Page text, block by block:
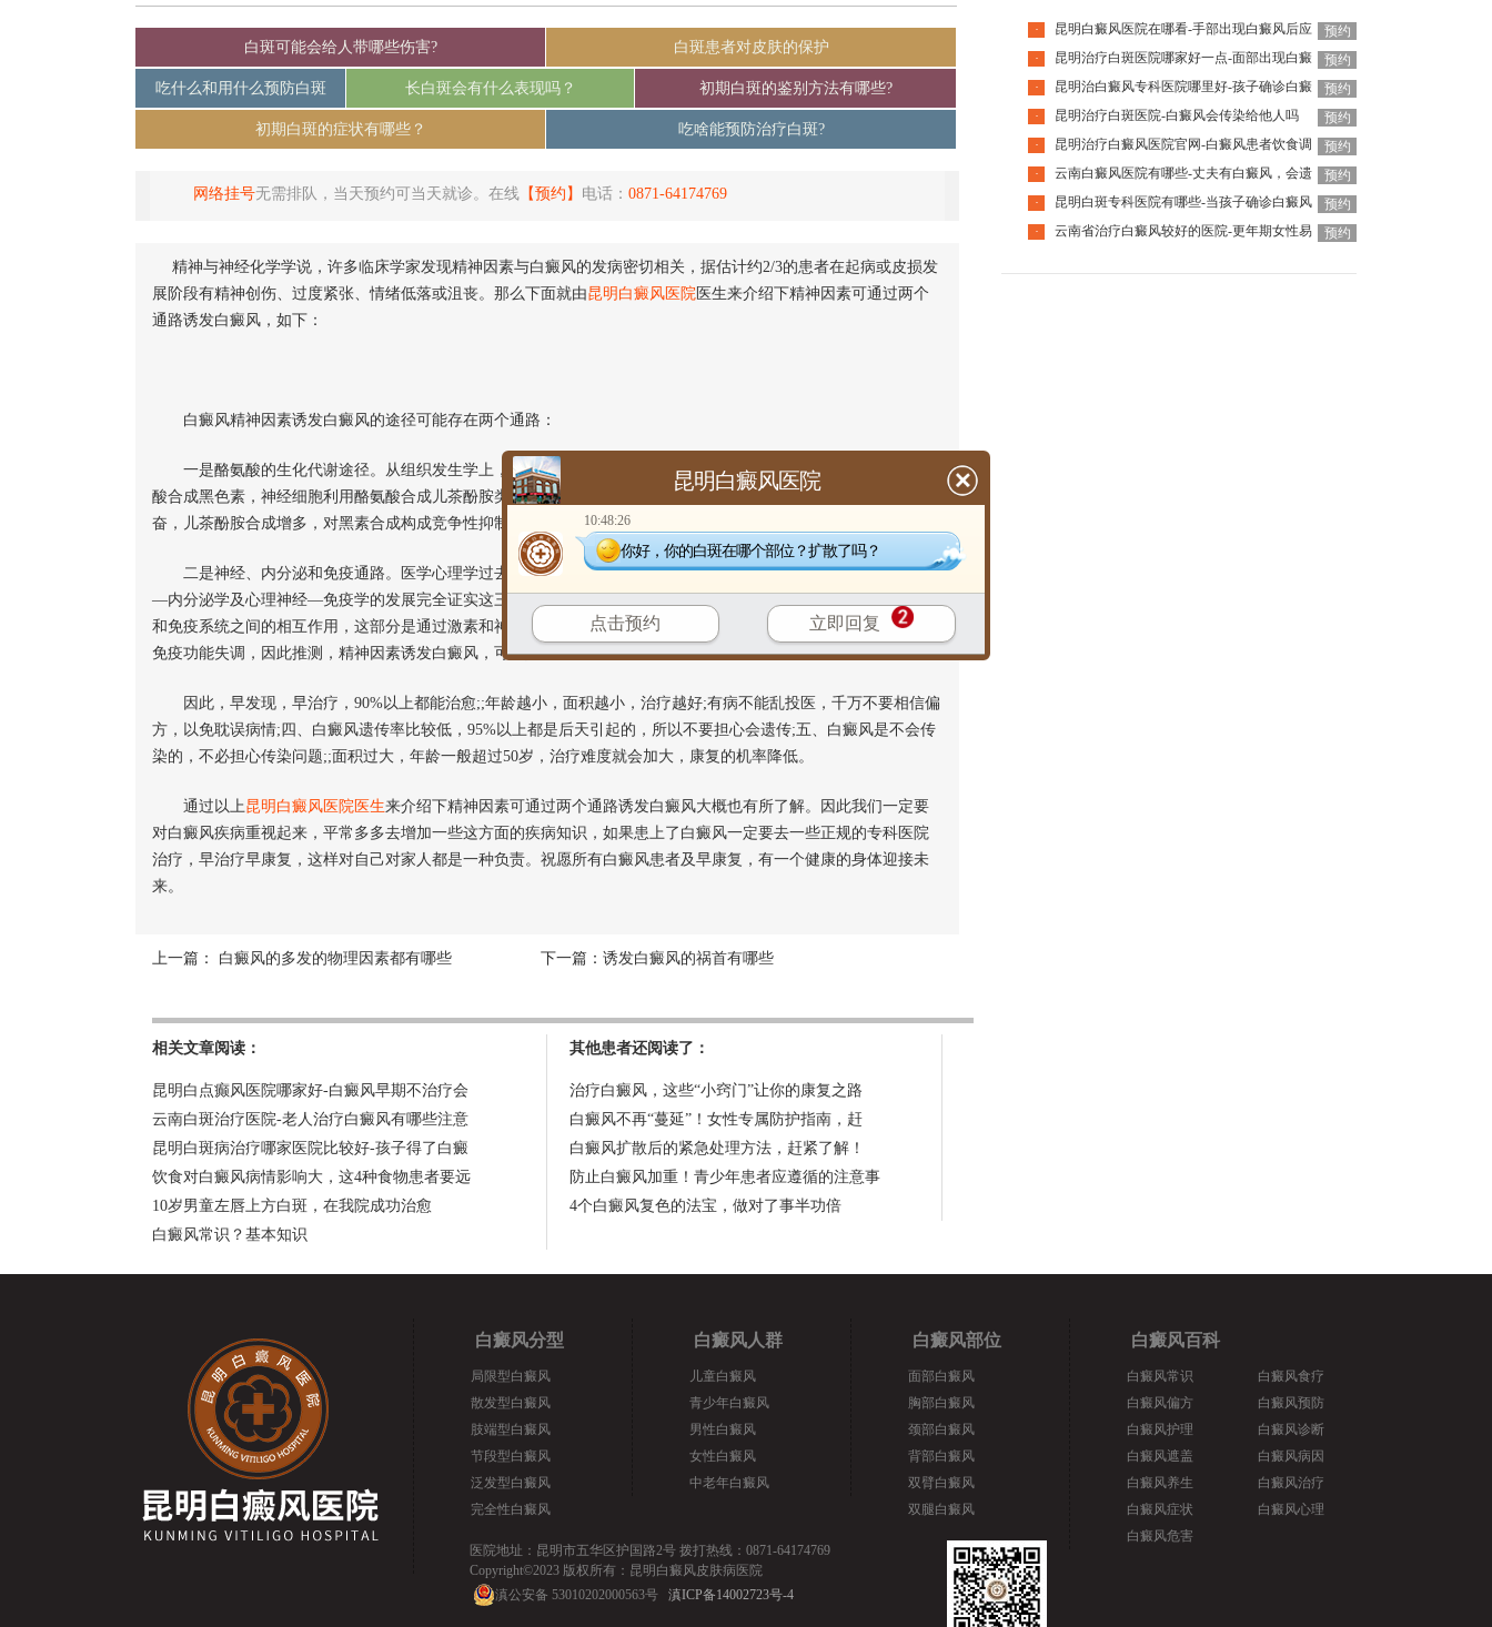
白斑可能会给人带哪些伤害? 白斑患者对皮肤的保护
吃什么和用什么预防白斑 长白斑会有什么表现吗？ 初期白斑的鉴别方法有哪些?
初期白斑的症状有哪些？ 吃啥能预防治疗白斑?
网络挂号无需排队，当天预约可当天就诊。在线 【预约】 电话： 0871-64174769
精神与神经化学学说，许多临床学家发现精神因素与白癜风的发病密切相关，据估计约2/3的患者在起病或皮损发
展阶段有精神创伤、过度紧张、情绪低落或沮丧。那么下面就由昆明白癜风医院 医生来介绍下精神因素可通过两个
通路诱发白癜风，如下：
白癜风精神因素诱发白癜风的途径可能存在两个通路：
一是酪氨酸的生化代谢途径。从组织发生学上，色素细胞与神经细胞都为外胚叶的衍生物。色素细胞利用酪氨
酸合成黑色素，神经细胞利用酪氨酸合成儿茶酚胺类。儿茶酚与多巴在结构上相似。当精神紧张时，交感神经兴
奋，儿茶酚胺合成增多，对黑素合成构成竞争性抑制。推荐阅读<<<<<<<
二是神经、内分泌和免疫通路。医学心理学过去将其划分为神经、内分泌与免疫三条途径，但近年来心理神经
—内分泌学及心理神经—免疫学的发展完全证实这三者是一个整体。近代研究证明心理应激能够影响中枢神经系统
和免疫系统之间的相互作用，这部分是通过激素和神经肽来实现的。而白癜风患者，往往伴有不同的内分泌紊乱和
免疫功能失调，因此推测，精神因素诱发白癜风，可能是通过神经—内分泌系统而引起免疫系统紊乱所致。
因此，早发现，早治疗，90%以上都能治愈;;年龄越小，面积越小，治疗越好;有病不能乱投医，千万不要相信偏
方，以免耽误病情;四、白癜风遗传率比较低，95%以上都是后天引起的，所以不要担心会遗传;五、白癜风是不会传
染的，不必担心传染问题;;面积过大，年龄一般超过50岁，治疗难度就会加大，康复的机率降低。
通过以上昆明白癜风医院医生来介绍下精神因素可通过两个通路诱发白癜风大概也有所了解。因此我们一定要
对白癜风疾病重视起来，平常多多去增加一些这方面的疾病知识，如果患上了白癜风一定要去一些正规的专科医院
治疗，早治疗早康复，这样对自己对家人都是一种负责。祝愿所有白癜风患者及早康复，有一个健康的身体迎接未
来。
上一篇： 白癜风的多发的物理因素都有哪些 下一篇： 诱发白癜风的祸首有哪些
相关文章阅读：
昆明白点癫风医院哪家好-白癜风早期不治疗会
云南白斑治疗医院-老人治疗白癜风有哪些注意
昆明白斑病治疗哪家医院比较好-孩子得了白癜
饮食对白癜风病情影响大，这4种食物患者要远
10岁男童左唇上方白斑，在我院成功治愈
白癜风常识？基本知识
其他患者还阅读了：
治疗白癜风，这些“小窍门”让你的康复之路
白癜风不再“蔓延”！女性专属防护指南，赶
白癜风扩散后的紧急处理方法，赶紧了解！
防止白癜风加重！青少年患者应遵循的注意事
4个白癜风复色的法宝，做对了事半功倍
· 昆明白癜风医院在哪看-手部出现白癜风后应
预约
·
昆明治疗白斑医院哪家好一点-面部出现白癜
预约
·
昆明治白癜风专科医院哪里好-孩子确诊白癜
预约
·
昆明治疗白斑医院-白癜风会传染给他人吗
预约
·
昆明治疗白癜风医院官网-白癜风患者饮食调
预约
·
云南白癜风医院有哪些-丈夫有白癜风，会遗
预约
·
昆明白斑专科医院有哪些-当孩子确诊白癜风
预约
·
云南省治疗白癜风较好的医院-更年期女性易 预约
白癜风分型
局限型白癜风
散发型白癜风
肢端型白癜风
节段型白癜风
泛发型白癜风
完全性白癜风
白癜风人群
儿童白癜风
青少年白癜风
男性白癜风
女性白癜风
中老年白癜风
白癜风部位
面部白癜风
胸部白癜风
颈部白癜风
背部白癜风
双臂白癜风
双腿白癜风
白癜风百科
白癜风常识
白癜风偏方
白癜风护理
白癜风遮盖
白癜风养生
白癜风症状
白癜风危害
白癜风食疗
白癜风预防
白癜风诊断
白癜风病因
白癜风治疗
白癜风心理
医院地址：昆明市五华区护国路2号 拨打热线：0871-64174769
Copyright©2023 版权所有：昆明白癜风皮肤病医院
滇公安备 53010202000563号
滇ICP备14002723号-4
昆明白癜风医院
10:48:26
你好，你的白斑在哪个部位？扩散了吗？
点击预约 立即回复